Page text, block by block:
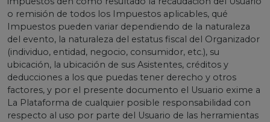
o remisión de todos los Impuestos aplicables, qué
Impuestos pueden variar dependiendo de la naturaleza
del evento, la naturaleza del estatus fiscal del Organizador
(individuo, entidad, negocio, consumidor, etc.), su
ubicación, la ubicación de sus Asistentes, créditos y
deducciones a los que puedas tener derecho y otros
factores, y por el presente documento el Usuario exime a
La Plataforma de cualquier posible responsabilidad con
respecto al uso por parte del Usuario de las herramientas